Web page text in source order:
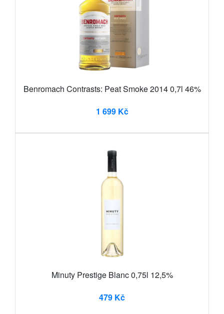
Benromach Contrasts: Peat Smoke 2014 0,7l 46%
1 699 Kč
Minuty Prestige Blanc 0,75l 12,5%
479 Kč